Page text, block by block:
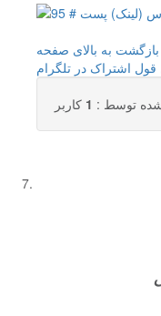
بازگشت به بالای صفحه
قول اشتراک در تلگرام
توسط : 1 کاربر